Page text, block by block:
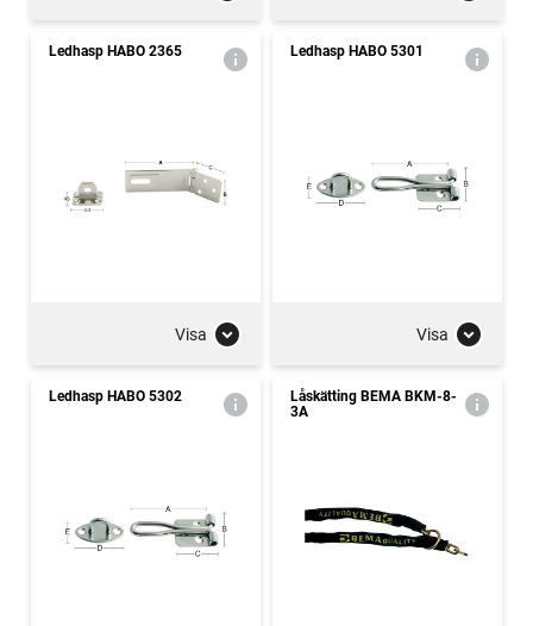
Ledhasp HABO 2365
Visa
Ledhasp HABO 5301
Visa
Ledhasp HABO 5302
Låskätting BEMA BKM-8-
3A